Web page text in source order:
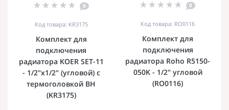
0
Код товара: KR3175
Комплект для
подключения
радиатора KOER SET-11
- 1/2"x1/2" (угловой) с
термоголовкой ВН
(KR3175)
0
Код товара: RO0116
Комплект для
подключения
радиатора Roho R5150-
050K - 1/2" угловой
(RO0116)